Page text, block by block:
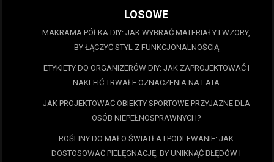
LOSOWE
MAKRAMA PÓŁKA DIY: JAK WYBRAĆ MATERIAŁY I WZORY,
BY ŁĄCZYĆ STYL Z FUNKCJONALNOŚCIĄ
ETYKIETY DO ORGANIZERÓW DIY: JAK ZAPROJEKTOWAĆ I
NAKLEIĆ TRWAŁE OZNACZENIA NA LATA
JAK PROJEKTOWAĆ OBIEKTY SPORTOWE PRZYJAZNE DLA
OSÓB NIEPEŁNOSPRAWNYCH?
ROŚLINY DO MAŁO ŚWIATŁA I PODLEWANIE: JAK
DOSTOSOWAĆ PIELĘGNACJĘ, BY UNIKNĄĆ BŁĘDÓW I